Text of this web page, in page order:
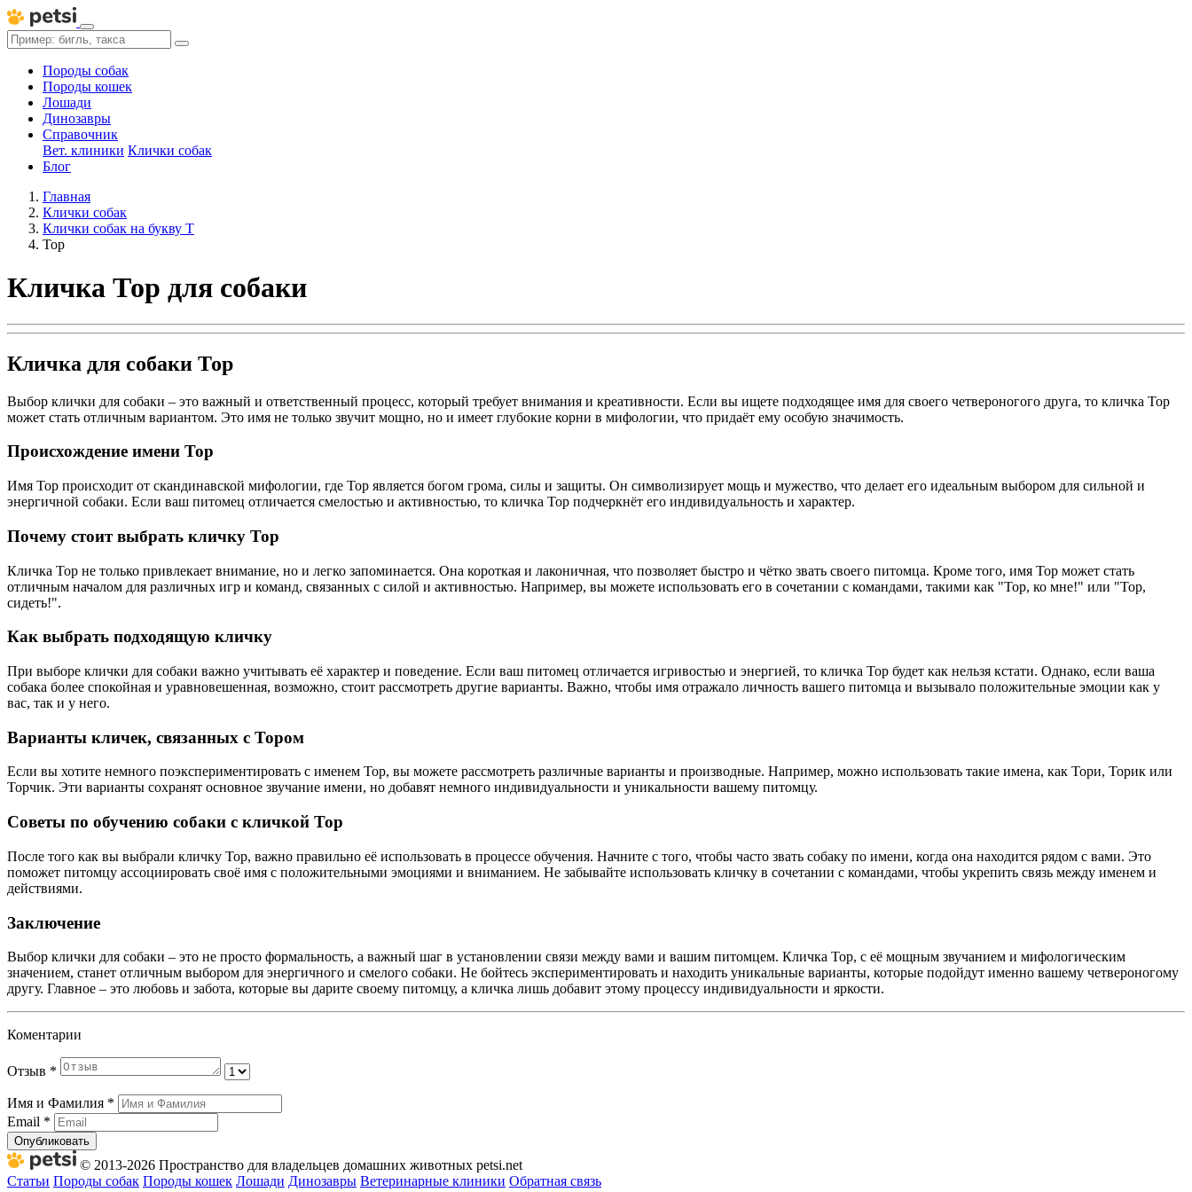
Породы собак
Породы кошек
Лошади
Динозавры
Справочник
Вет. клиники Клички собак
Блог
Главная
Клички собак
Клички собак на букву Т
Тор
Кличка Тор для собаки
Кличка для собаки Тор
Выбор клички для собаки – это важный и ответственный процесс, который требует внимания и креативности. Если вы ищете подходящее имя для своего четвероногого друга, то кличка Тор
может стать отличным вариантом. Это имя не только звучит мощно, но и имеет глубокие корни в мифологии, что придаёт ему особую значимость.
Происхождение имени Тор
Имя Тор происходит от скандинавской мифологии, где Тор является богом грома, силы и защиты. Он символизирует мощь и мужество, что делает его идеальным выбором для сильной и
энергичной собаки. Если ваш питомец отличается смелостью и активностью, то кличка Тор подчеркнёт его индивидуальность и характер.
Почему стоит выбрать кличку Тор
Кличка Тор не только привлекает внимание, но и легко запоминается. Она короткая и лаконичная, что позволяет быстро и чётко звать своего питомца. Кроме того, имя Тор может стать
отличным началом для различных игр и команд, связанных с силой и активностью. Например, вы можете использовать его в сочетании с командами, такими как "Тор, ко мне!" или "Тор,
сидеть!".
Как выбрать подходящую кличку
При выборе клички для собаки важно учитывать её характер и поведение. Если ваш питомец отличается игривостью и энергией, то кличка Тор будет как нельзя кстати. Однако, если ваша
собака более спокойная и уравновешенная, возможно, стоит рассмотреть другие варианты. Важно, чтобы имя отражало личность вашего питомца и вызывало положительные эмоции как у
вас, так и у него.
Варианты кличек, связанных с Тором
Если вы хотите немного поэкспериментировать с именем Тор, вы можете рассмотреть различные варианты и производные. Например, можно использовать такие имена, как Тори, Торик или
Торчик. Эти варианты сохранят основное звучание имени, но добавят немного индивидуальности и уникальности вашему питомцу.
Советы по обучению собаки с кличкой Тор
После того как вы выбрали кличку Тор, важно правильно её использовать в процессе обучения. Начните с того, чтобы часто звать собаку по имени, когда она находится рядом с вами. Это
поможет питомцу ассоциировать своё имя с положительными эмоциями и вниманием. Не забывайте использовать кличку в сочетании с командами, чтобы укрепить связь между именем и
действиями.
Заключение
Выбор клички для собаки – это не просто формальность, а важный шаг в установлении связи между вами и вашим питомцем. Кличка Тор, с её мощным звучанием и мифологическим
значением, станет отличным выбором для энергичного и смелого собаки. Не бойтесь экспериментировать и находить уникальные варианты, которые подойдут именно вашему четвероногому
другу. Главное – это любовь и забота, которые вы дарите своему питомцу, а кличка лишь добавит этому процессу индивидуальности и яркости.
Коментарии
Отзыв *
Имя и Фамилия *
Email *
Опубликовать
© 2013-2026 Пространство для владельцев домашних животных petsi.net
Статьи Породы собак Породы кошек Лошади Динозавры Ветеринарные клиники Обратная связь